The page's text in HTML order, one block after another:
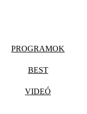
PROGRAMOK
BEST
VIDEÓ